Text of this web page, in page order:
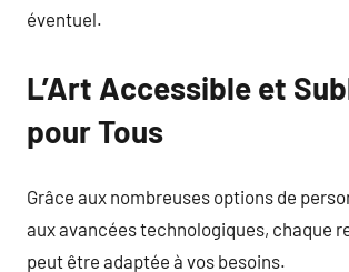
éventuel.
L’Art Accessible et
pour Tous
Grâce aux nombreuses options de
aux avancées technologiques, chaque
peut être adaptée à vos besoins.